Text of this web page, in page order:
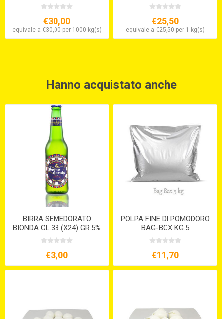
€30,00
equivale a €30,00 per 1000 kg(s)
€25,50
equivale a €25,50 per 1 kg(s)
Hanno acquistato anche
BIRRA SEMEDORATO
BIONDA CL.33 (X24) GR.5%
€3,00
POLPA FINE DI POMODORO
BAG-BOX KG.5
€11,70